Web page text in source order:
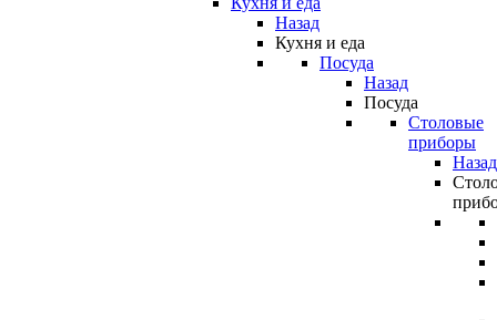
Назад
Кухня и еда
Посуда
Назад
Посуда
Столовые
приборы
Назад